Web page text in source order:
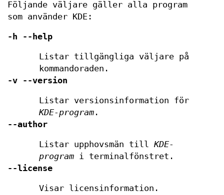
Följande väljare gäller alla program
som använder KDE:
-h --help
Listar tillgängliga väljare på
kommandoraden.
-v
--version
Listar versionsinformation för
KDE-program .
--author
Listar upphovsmän tillKDE-
program i terminalfönstret.
--license
Visar licensinformation.